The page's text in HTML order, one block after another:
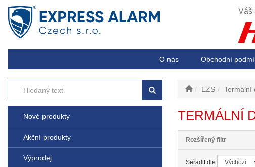
Váš
O nás Obchodní
Nové produkty
Akční produkty
Výprodej
EZS Termální
TERMÁLNÍ
Rozšířený filtr
Seřadit dle